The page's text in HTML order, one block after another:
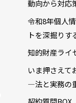
動向から対応
令和8年個人
トを深掘りす
知的財産ライ
いま押さえて
―法と実務の